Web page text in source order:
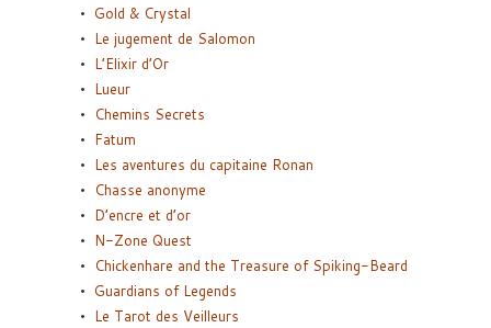
Gold & Crystal
Le jugement de Salomon
L’Elixir d’Or
Lueur
Chemins Secrets
Fatum
Les aventures du capitaine Ronan
Chasse anonyme
D’encre et d’or
N-Zone Quest
Chickenhare and the Treasure of Spiking-Beard
Guardians of Legends
Le Tarot des Veilleurs